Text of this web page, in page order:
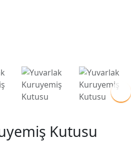
Kutusu